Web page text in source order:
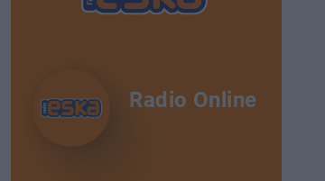
Radio Online